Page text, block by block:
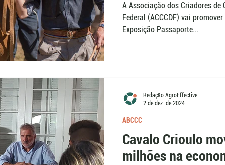
A Associação dos Criadores
Federal (ACCCDF) vai
Exposição Passaporte...
Cavalo Crioulo
milhões na
ABCCC
Redação AgroEffective
2 de dez. de 2024